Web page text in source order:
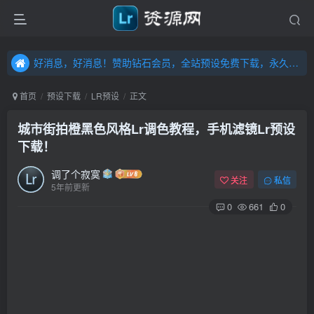
好消息，好消息！赞助钻石会员，全站预设免费下载，永久钻石会员，”送“万元超值资源，内容丰富，容量高达20T，不断更新！点击进入……
好消息，好消息！赞助钻石会员，全站预设免费下载，永久钻石会员，”送“万元超值资源，内容丰富，容量高达20T，不断更新！点击进入……
首页 预设下载 LR预设 正文
城市街拍橙黑色风格Lr调色教程，手机滤镜Lr预设
下载！
调了个寂寞
5年前更新
关注 私信
0 661 0